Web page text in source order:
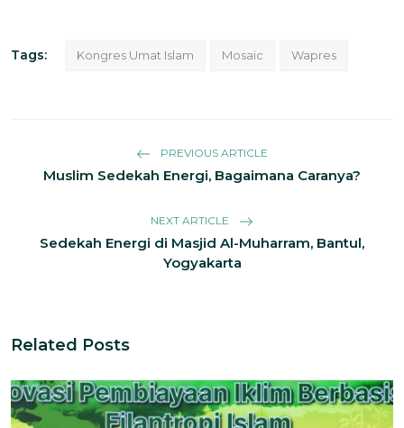
Tags: Kongres Umat Islam Mosaic Wapres
PREVIOUS ARTICLE
Muslim Sedekah Energi, Bagaimana Caranya?
NEXT ARTICLE
Sedekah Energi di Masjid Al-Muharram, Bantul,
Yogyakarta
Related Posts